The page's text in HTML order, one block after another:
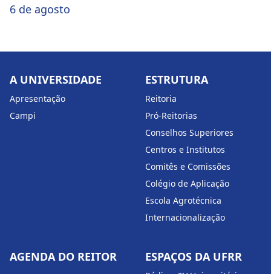
6 de agosto
A UNIVERSIDADE
Apresentação
Campi
ESTRUTURA
Reitoria
Pró-Reitorias
Conselhos Superiores
Centros e Institutos
Comitês e Comissões
Colégio de Aplicação
Escola Agrotécnica
Internacionalização
AGENDA DO REITOR ESPAÇOS DA UFRR